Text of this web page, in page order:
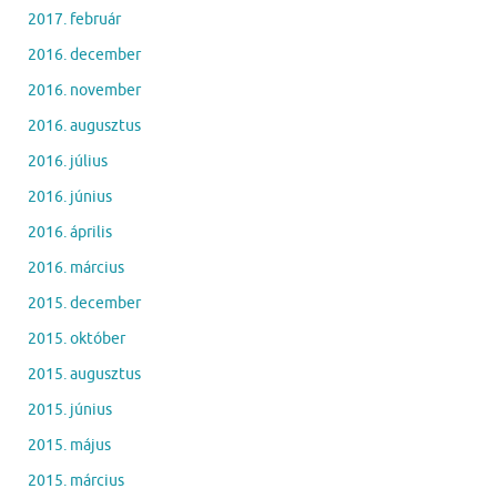
2017. február
2016. december
2016. november
2016. augusztus
2016. július
2016. június
2016. április
2016. március
2015. december
2015. október
2015. augusztus
2015. június
2015. május
2015. március